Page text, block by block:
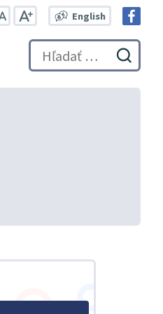
pôvodnú
písma
veľkosť
písma
English
language
to
English
Hľadať: